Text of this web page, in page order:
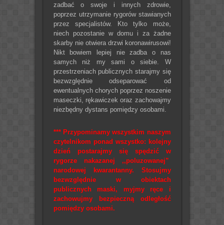
zadbać o swoje i innych zdrowie,
poprzez utrzymanie rygorów stawianych
przez specjalistów. Kto tylko może,
niech pozostanie w domu i za żadne
skarby nie otwiera drzwi koronawirusowi!
Nikt bowiem lepiej nie zadba o nas
samych niż my sami o siebie. W
przestrzeniach publicznych starajmy się
bezwzględnie odseparować od
ewentualnych chorych poprzez noszenie
maseczki, rękawiczek oraz zachowajmy
niezbędny dystans pomiędzy osobami.
*** Przypominamy wszystkim naszym
czytelnikom ponad wszystko: kolejny
dzień postarajmy się spędzić w
rygorze nakazanej ,,poluzowanej”
narodowej kwarantanny. Stosujmy
bezwzględnie w obiektach
publicznych maski, myjmy ręce i
zachowujmy bezpieczną odległość
pomiędzy osobami.